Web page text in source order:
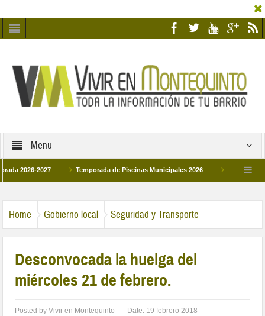
Menu
2027 Temporada de Piscinas Municipales 2026 Los Campus de
Home Gobierno local Seguridad y Transporte
Desconvocada la huelga del
miércoles 21 de febrero.
Posted byVivir en Montequinto Date: 19 febrero 2018